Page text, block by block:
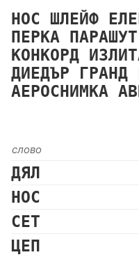
НОС ШЛЕЙФ
ПЕРКА ПАРАШУТ
КОНКОРД
ДИЕДЪР ГРАНД
АЕРОСНИМКА
слово
ДЯЛ
НОС
СЕТ
ЦЕП